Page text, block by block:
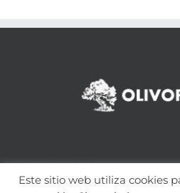
NEW OLIVOFOOD S.L.
C/ Juan XXIII Nº 17 , Bajo B ·
Este sitio web utiliza cookies